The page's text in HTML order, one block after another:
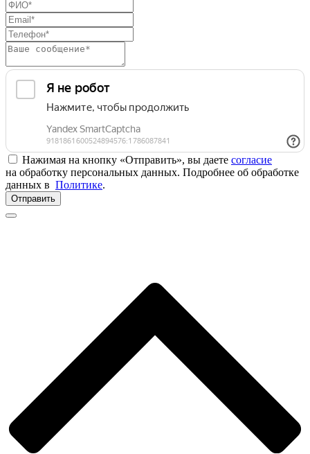
Нажимая на кнопку «Отправить», вы даете согласие
на обработку персональных данных. Подробнее об обработке
данных в Политике.
Отправить